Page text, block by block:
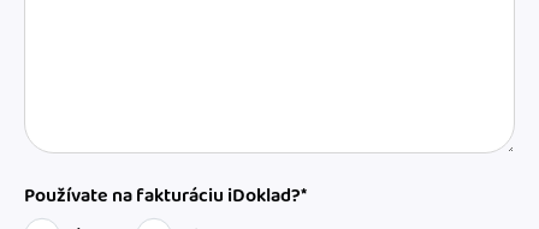
Používate na fakturáciu iDoklad?*